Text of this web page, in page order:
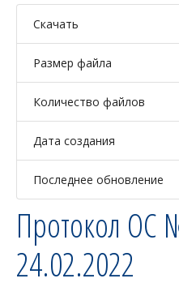
Скачать
Размер файла
Количество файлов
Дата создания
Последнее обновление
Протокол ОС
24.02.2022